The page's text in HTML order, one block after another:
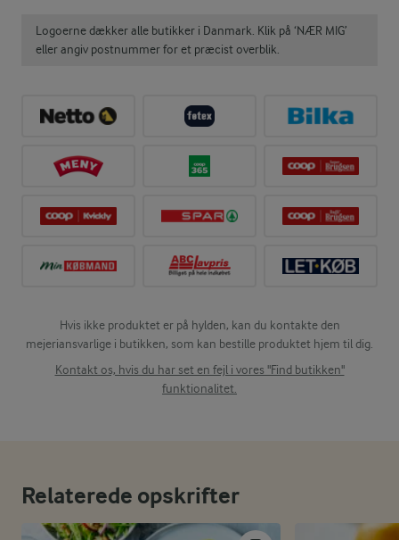
Logoerne dækker alle butikker i Danmark. Klik på ‘NÆR MIG’
eller angiv postnummer for et præcist overblik.
Hvis ikke produktet er på hylden, kan du kontakte den
mejeriansvarlige i butikken, som kan bestille produktet hjem til dig.
Kontakt os, hvis du har set en fejl i vores "Find butikken"
funktionalitet.
Relaterede opskrifter